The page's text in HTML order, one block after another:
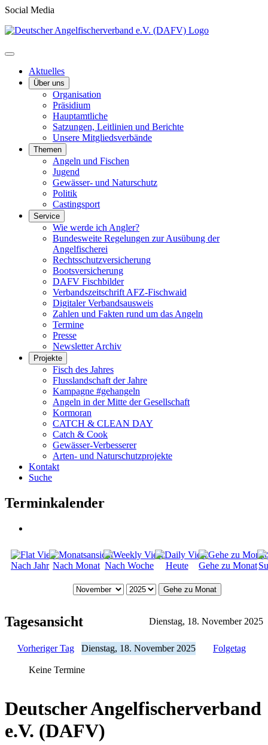
Social Media
Aktuelles
Über uns
Organisation
Präsidium
Hauptamtliche
Satzungen, Leitlinien und Berichte
Unsere Mitgliedsverbände
Themen
Angeln und Fischen
Jugend
Gewässer- und Naturschutz
Politik
Castingsport
Service
Wie werde ich Angler?
Bundesweite Regelungen zur Ausübung der
Angelfischerei
Rechtsschutzversicherung
Bootsversicherung
DAFV Fischbilder
Verbandszeitschrift AFZ-Fischwaid
Digitaler Verbandsausweis
Zahlen und Fakten rund um das Angeln
Termine
Presse
Newsletter Archiv
Projekte
Fisch des Jahres
Flusslandschaft der Jahre
Kampagne #gehangeln
Angeln in der Mitte der Gesellschaft
Kormoran
CATCH & CLEAN DAY
Catch & Cook
Gewässer-Verbesserer
Arten- und Naturschutzprojekte
Kontakt
Suche
Terminkalender
Nach Jahr Nach Monat Nach Woche Heute Gehe zu Monat
Gehe zu Monat
Tagesansicht Dienstag, 18. November 2025
Vorheriger Tag Dienstag, 18. November 2025 Folgetag
Keine Termine
Deutscher Angelfischerverband
e.V. (DAFV)